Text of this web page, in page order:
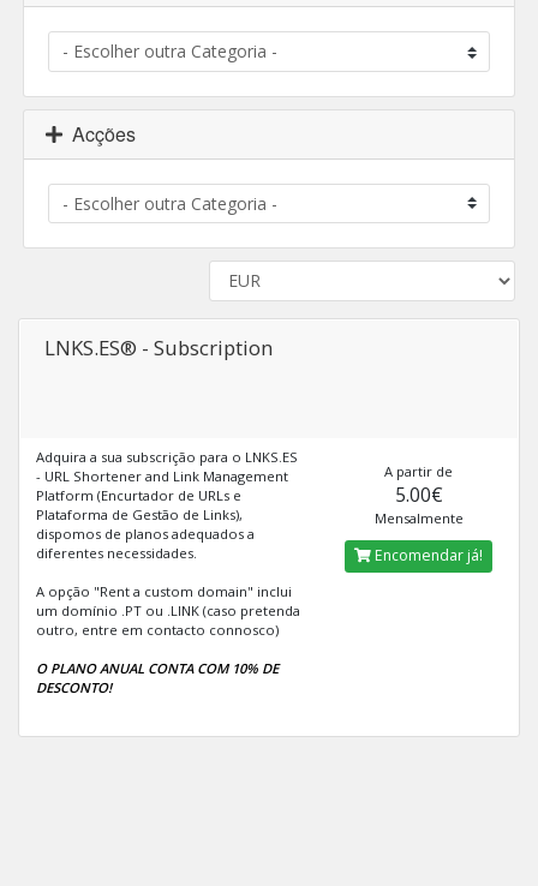
Acções
LNKS.ES® - Subscription
Adquira a sua subscrição para o LNKS.ES
- URL Shortener and Link Management
Platform (Encurtador de URLs e
Plataforma de Gestão de Links),
dispomos de planos adequados a
diferentes necessidades.
A opção "Rent a custom domain" inclui
um domínio .PT ou .LINK (caso pretenda
outro, entre em contacto connosco)
O PLANO ANUAL CONTA COM 10% DE
DESCONTO!
A partir de
5.00€
Mensalmente
Encomendar já!